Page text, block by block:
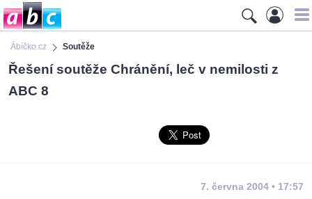
Ábíčko.cz Soutěže
Řešení soutěže Chránění, leč v nemilosti z
ABC 8
7. června 2004 • 17:57